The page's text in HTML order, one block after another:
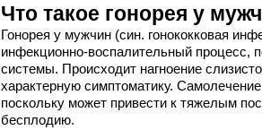
Что такое гонорея у
Гонорея у мужчин (син. гонококковая
инфекционно-воспалительный процесс,
системы. Происходит нагноение
характерную симптоматику.
поскольку может привести к тяжелым
бесплодию.